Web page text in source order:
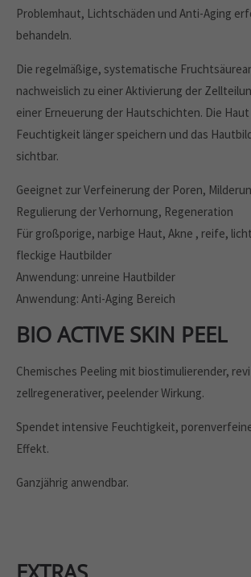
Problemhaut, Lichtschäden und Anti-Aging
behandeln.
Die regelmäßige, systematische
nachweislich zu einer Aktivierung der
einer Erneuerung der Hautschichten. Die Haut
Feuchtigkeit länger speichern und das
sichtbar.
Geeignet zur Verfeinerung der Poren,
Regulierung der Verhornung, Regeneration
Für großporige, narbige Haut, Akne , reife,
fleckige Hautbilder
Anwendung: unreine Hautbilder
Anwendung: Anti-Aging Bereich
BIO ACTIVE SKIN PEEL
Chemisches Peeling mit biostimulierender,
zellregenerativer, peelender Wirkung.
Spendet intensive Feuchtigkeit,
Effekt.
Ganzjährig anwendbar.